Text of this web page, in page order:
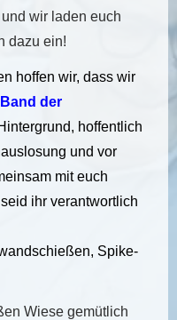
und wir laden euch
dazu ein!
hoffen wir, dass wir
der
hoffentlich
und vor
mit euch
ihr verantwortlich
Spike-
Wiese gemütlich